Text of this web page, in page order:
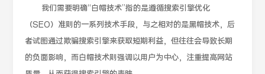
我们需要明确“白帽技术”指的是遵循搜索引擎优化
（SEO）准则的一系列技术手段，与之相对的是黑帽技术，后
者试图通过欺骗搜索引擎来获取短期利益，但往往会导致长期
的负面影响，而白帽技术则强调以用户为中心，注重提高网站